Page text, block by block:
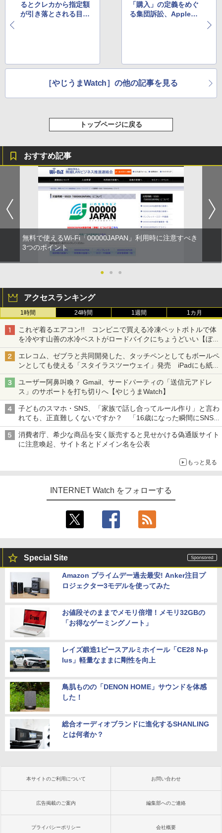
るとクレカから指定額
が引き落とされる目覚
「購入」の定義をめぐ
る集団訴訟、Appleの
［やじうまWatch］の他の記事を見る
トップページに戻る
おすすめ記事
無料で使えるWi-Fi「00000JAPAN」利用時に注意すべき
3つのポイント
● ● ●
アクセスランキング
1時間 24時間 1週間 1カ月
これぞ着るエアコン!! コンビニで買える冷凍ペットボトルで体
を冷やす山善の水冷ベストがロードバイクにちょうどいい【ぼっ
ち・ざ・ろーど！その14】【空いた時間でなにしてる？】
エレコム、ゼブラと共同開発した、タッチペンとしてもボールペ
ンとしても使える「スタイラスツーウェイ」発売 iPadにも紙に
も、持ち替えずに書き込める
ユーザー阿鼻叫喚？ Gmail、サードパーティの「送信元アドレ
ス」のサポートを打ち切りへ【やじうまWatch】
子どものスマホ・SNS、「家族で話し合ってルール作り」と言わ
れても、正直難しくないですか？ 「16歳になった瞬間にSNS
デビューする方が怖い」という上沼紫野弁護士にヒントを聞く
消費者庁、希少な商品を安く販売すると見せかける偽通販サイト
に注意喚起、サイト名とドメイン名を公表
もっと見る
INTERNET Watch をフォローする
Special Site
Amazon プライムデー過去最安! Anker注目プ
ロジェクター3モデルを使ってみた
お値段そのままでメモリ倍増！メモリ32GBの
「お得なゲーミングノート」
レイズ鍛造1ピースアルミホイール「CE28 N-p
lus」軽量なままに剛性を向上
鳥肌ものの「DENON HOME」サウンドを体感
した！
総合オーディオブランドに進化するSHANLING
とは何者か？
本サイトのご利用について お問い合わせ
広告掲載のご案内 編集部へのご連絡
プライバシーポリシー 会社概要